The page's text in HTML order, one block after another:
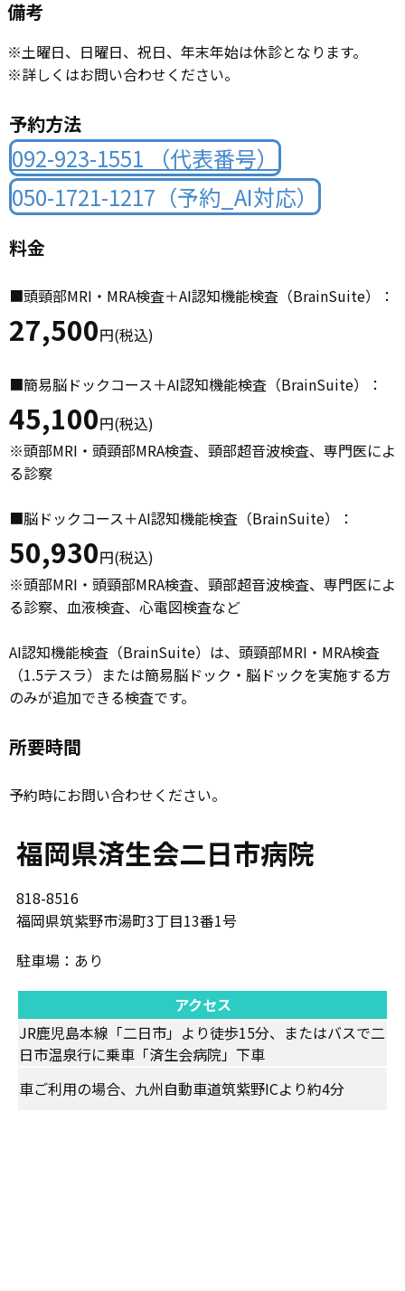
備考
※​土曜日、日曜日、祝日、年末年始は休診となります。
※詳しくはお問い合わせください。
予約方法
092-923-1551 （代表番号）
050-1721-1217（予約_AI対応）
料金
■頭頸部MRI・MRA検査＋AI認知機能検査（BrainSuite）：
27,500円(税込)
■​簡易脳ドックコース＋AI認知機能検査（BrainSuite）：
45,100円(税込)
※頭部MRI・頭頸部MRA検査、頸部超音波検査、専門医によ
る診察
■脳ドックコース＋AI認知機能検査（BrainSuite）：
50,930円(税込)
※頭部MRI・頭頸部MRA検査、頸部超音波検査、専門医によ
る診察、血液検査、心電図検査など
AI認知機能検査（BrainSuite）は、頭頸部MRI・MRA検査
（1.5テスラ）または簡易脳ドック・脳ドックを実施する方
のみが追加できる検査です。
所要時間
予約時にお問い合わせください。
福岡県済生会二日市病院
818-8516
福岡県筑紫野市湯町3丁目13番1号
駐車場：あり
アクセス
JR鹿児島本線「二日市」より徒歩15分、またはバスで二
日市温泉行に乗車「済生会病院」下車
車ご利用の場合、九州自動車道筑紫野ICより約4分